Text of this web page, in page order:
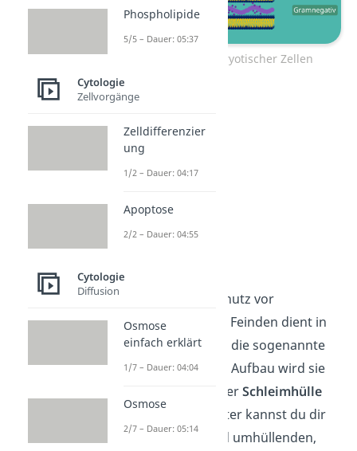
Zellwand prokaryotischer Zellen
Als zusätzlicher Schutz vor
Austrocknung und Feinden dient in
vielen Prokaryoten die sogenannte
Glykokalyx. Je nach Aufbau wird sie
oderSchleimhülle
bezeichnet. Darunter kannst du dir
einen, die Zellwand umhüllenden,
Phospholipide
5/5 – Dauer: 05:37
Cytologie
Zellvorgänge
Zelldifferenzier
ung
1/2 – Dauer: 04:17
Apoptose
2/2 – Dauer: 04:55
Cytologie
Diffusion
Osmose
einfach erklärt
1/7 – Dauer: 04:04
Osmose
2/7 – Dauer: 05:14